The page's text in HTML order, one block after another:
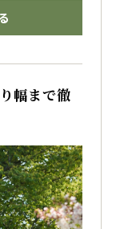
体感いた
レストテラ
幅まで徹